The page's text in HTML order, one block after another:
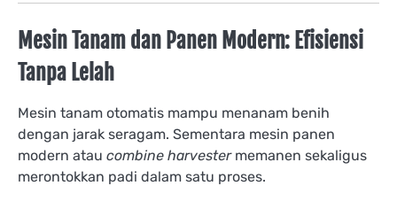
Mesin Tanam dan Panen Modern: Efisiensi
Tanpa Lelah
Mesin tanam otomatis mampu menanam benih
dengan jarak seragam. Sementara mesin panen
modern atau combine harvestermemanen sekaligus
merontokkan padi dalam satu proses.